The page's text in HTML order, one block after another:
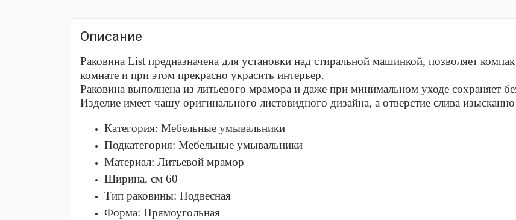
Описание
Раковина List предназначена для установки над стиральной машинкой, позволяет
комнате и при этом прекрасно украсить интерьер.
Раковина выполнена из литьевого мрамора и даже при минимальном уходе сохраняет
Изделие имеет чашу оригинального листовидного дизайна, а отверстие слива
Категория: Мебельные умывальники
Подкатегория: Мебельные умывальники
Материал: Литьевой мрамор
Ширина, см 60
Тип раковины: Подвесная
Форма: Прямоугольная